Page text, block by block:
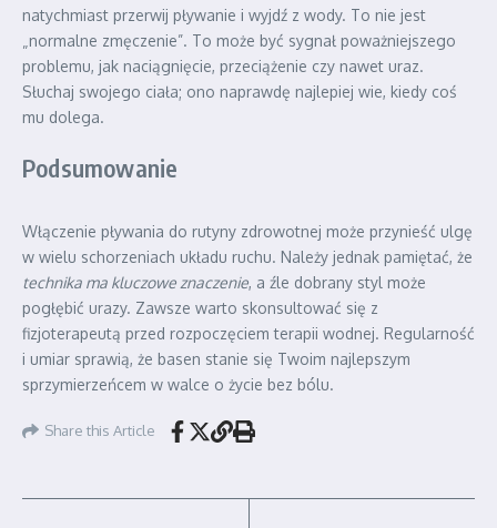
natychmiast przerwij pływanie i wyjdź z wody. To nie jest
„normalne zmęczenie”. To może być sygnał poważniejszego
problemu, jak naciągnięcie, przeciążenie czy nawet uraz.
Słuchaj swojego ciała; ono naprawdę najlepiej wie, kiedy coś
mu dolega.
Podsumowanie
Włączenie pływania do rutyny zdrowotnej może przynieść ulgę
w wielu schorzeniach układu ruchu. Należy jednak pamiętać, że
technika ma kluczowe znaczenie, a źle dobrany styl może
pogłębić urazy. Zawsze warto skonsultować się z
fizjoterapeutą przed rozpoczęciem terapii wodnej. Regularność
i umiar sprawią, że basen stanie się Twoim najlepszym
sprzymierzeńcem w walce o życie bez bólu.
Share this Article